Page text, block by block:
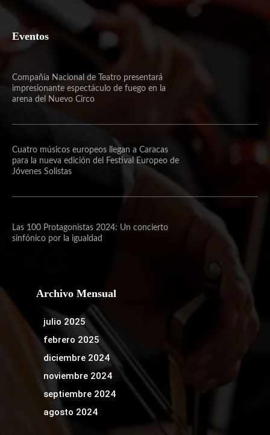
Eventos
Compañía Nacional de Teatro presentará
impresionante espectáculo de fuego en la
arena del Nuevo Circo
Cuatro músicos europeos llegan a Caracas
para la nueva edición del Festival Europeo de
Jóvenes Solistas
Las 100 Protagonistas 2024: Un concierto
sinfónico por la igualdad
Archivo Mensual
julio 2025
febrero 2025
diciembre 2024
noviembre 2024
septiembre 2024
agosto 2024